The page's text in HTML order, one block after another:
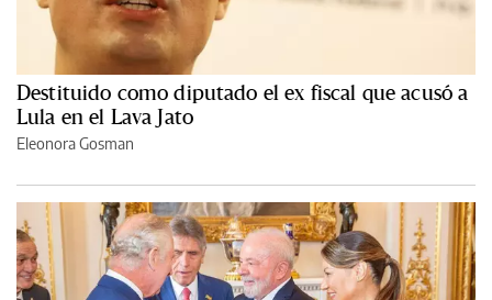
Destituido como diputado el ex fiscal que acusó a
Lula en el Lava Jato
Eleonora Gosman